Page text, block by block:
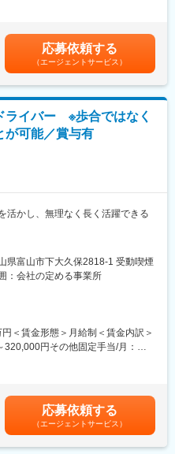
品をはじめ、産業機械、航空宇
で使用される部品の製造を行って
高精度部品の製造を得意としてい
高く、それに伴って当社への依頼
全般
書の作成・発行
電話・メール対応含む）
め、当社が手掛ける金属加工品
全般を担います。
や総務と連携しながら運営。メン
ながら業務を進められる環境で
を高め、会社全体を支えるやりが
らでも着実に成長でき、長期的
施し、段階的に業務知識を習得。
機会も豊富です。
可・転勤なしで安定して働けま
金はあくまでも目安の金額であ
性があります。月給(月額)は固定手
応募依頼する
（エージェントサービス）
ライバー ※歩合ではなく
が可能／賞与有
活かし、無理なく長く活躍できる
ラップや非鉄金属スクラップの回
に北陸3県での回収・出荷・運搬
中京エリアへの長距離輸送をご担
ク付き平ボディ車 ・ウイング車
価スクラップ ・非鉄金属スクラ
人ひとりの裁量が大きく、経験や
境です。
県富山市下大久保2818-1 受動喫煙
：会社の定める事業所
＜賃金形態＞月給制＜賃金内訳＞
円その他固定手当/月：
額であり、選考を通じて上下する
固定手当を含めた表記です。
応募依頼する
（エージェントサービス）